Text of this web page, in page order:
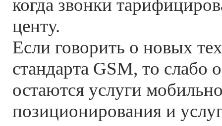
когда звонки
центу.
Если говорить о новых
стандарта GSM, то слабо
остаются услуги
позиционирования и